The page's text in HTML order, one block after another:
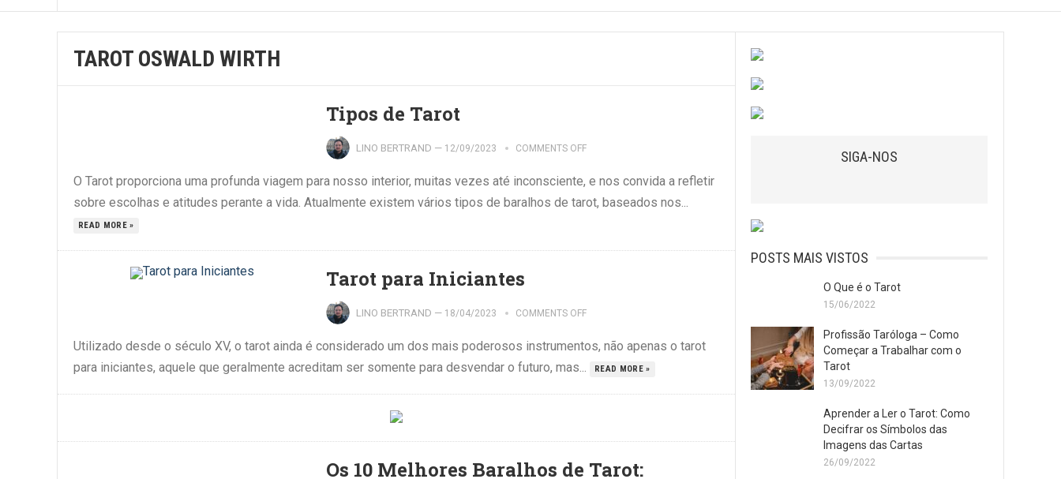
TAROT OSWALD WIRTH
Tipos de Tarot
LINO BERTRAND — 12/09/2023 COMMENTS OFF
O Tarot proporciona uma profunda viagem para nosso interior, muitas vezes até inconsciente, e nos convida a refletir
sobre escolhas e atitudes perante a vida. Atualmente existem vários tipos de baralhos de tarot, baseados nos...
READ MORE »
Tarot para Iniciantes
LINO BERTRAND — 18/04/2023 COMMENTS OFF
Utilizado desde o século XV, o tarot ainda é considerado um dos mais poderosos instrumentos, não apenas o tarot
para iniciantes, aquele que geralmente acreditam ser somente para desvendar o futuro, mas...
READ MORE »
Os 10 Melhores Baralhos de Tarot:
SIGA-NOS
POSTS MAIS VISTOS
O Que é o Tarot
15/06/2022
Profissão Taróloga – Como
Começar a Trabalhar com o
Tarot
13/09/2022
Aprender a Ler o Tarot: Como
Decifrar os Símbolos das
Imagens das Cartas
26/09/2022